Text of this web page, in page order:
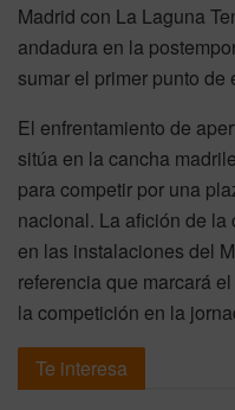
Madrid con La Laguna
andadura en la
sumar el primer punto de
El enfrentamiento de
sitúa en la cancha
para competir por una
nacional. La afición de
en las instalaciones del
referencia que marcará
la competición en la
Te interesa